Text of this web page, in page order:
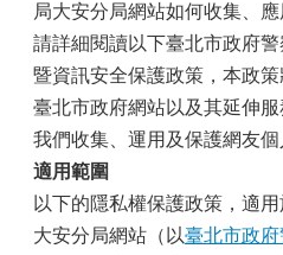
局大安分局網站如何收集、
請詳細閱讀以下臺北市政府
暨資訊安全保護政策，本政
臺北市政府網站以及其延伸服
我們收集、運用及保護網友個
適用範圍
以下的隱私權保護政策，適
大安分局網站（以臺北市政